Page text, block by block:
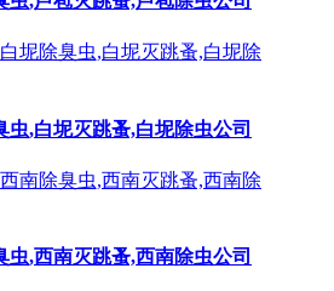
虫,白坭灭跳蚤,白坭除虫公司
虫,西南灭跳蚤,西南除虫公司